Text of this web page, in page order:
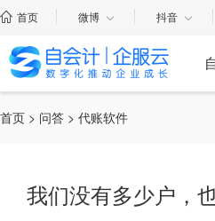
首页 微博 抖音
首页 > 问答 > 代账软件
我们没有多少户，